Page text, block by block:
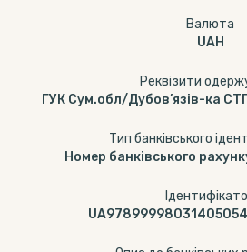
Валюта
UAH
Реквізити
ГУК Сум.обл/Дубов’язів-ка
Тип банківського
Номер банківського